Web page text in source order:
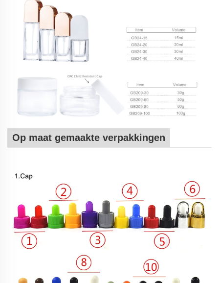
Op maat gemaakte verpakkingen